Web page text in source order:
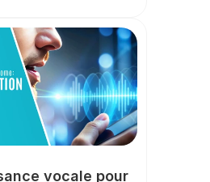
vocale pour